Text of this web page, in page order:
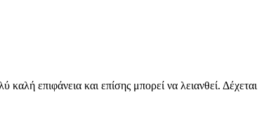
επιφάνεια και επίσης μπορεί να λειανθεί. Δέχεται